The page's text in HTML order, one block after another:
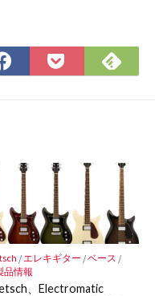
Facebook
で
Pocket
に
で
/ エレキギター /ベース /
品情報
、Electromatic